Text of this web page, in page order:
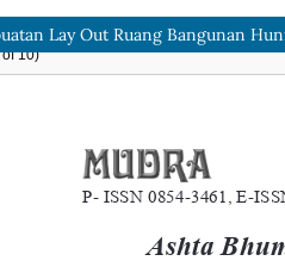
Lay Out Ruang Bangunan